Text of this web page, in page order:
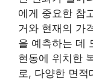
에게 중요한 참
거와 현재의 가
을 예측하는 데
현동에 위치한
로, 다양한 면